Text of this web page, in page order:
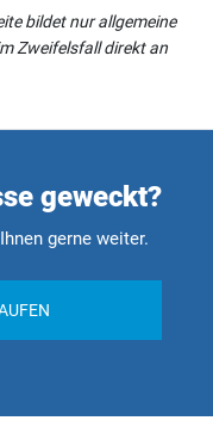
bildet nur allgemeine
Zweifelsfall direkt an
geweckt?
gerne weiter.